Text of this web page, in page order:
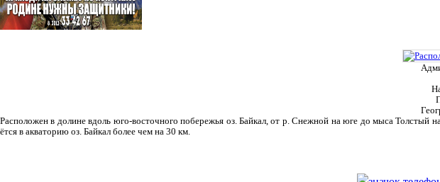
Рас­положен в долине вдоль юго-восточного побережья оз. Байкал, от р. Снежной на юге до мыса Толстый
ётся в акваторию оз. Байкал более чем на 30 км.